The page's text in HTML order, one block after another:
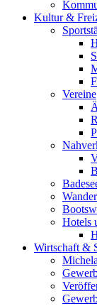
Kultur &
Vereine
Hotels
Wirtschaft &